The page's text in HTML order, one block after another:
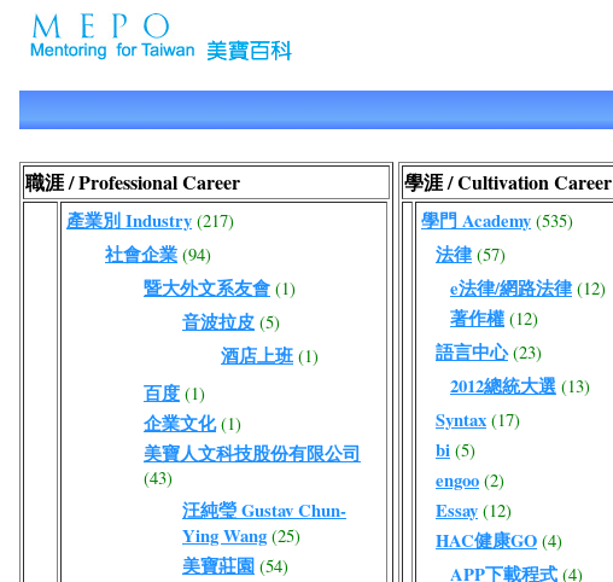
職涯 / Professional Career
產業別 Industry (217)
社會企業 (94)
暨大外文系友會 (1)
音波拉皮 (5)
酒店上班 (1)
百度 (1)
企業文化 (1)
美寶人文科技股份有限公司
(43)
汪純瑩 Gustav Chun-
Ying Wang (25)
美寶莊園 (54)
學涯 / Cultivation Career
學門 Academy (535)
法律 (57)
e法律/網路法律 (12)
著作權 (12)
語言中心 (23)
2012總統大選 (13)
Syntax (17)
bi (5)
engoo (2)
Essay (12)
HAC健康GO (4)
APP下載程式 (4)